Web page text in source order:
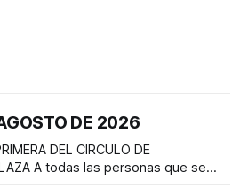
DE 2026
DEL CIRCULO DE
A todas las personas que se